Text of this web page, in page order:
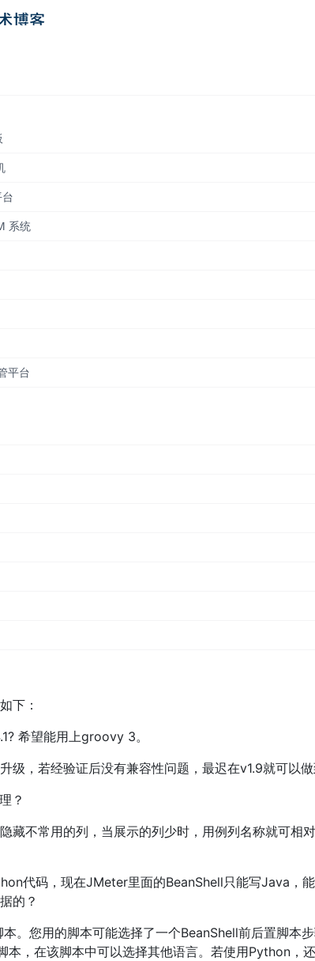
系统
平台
开源持续测试平台v1.8版本发布
续测试平台正式发布v1.8版本。在这一版本中，
式
演示本版本的主要内容，
下：
希望能用上groovy 3。
级，若经验证后没有兼容性问题，最迟在v1.9就可以做
？
藏不常用的列，当展示的列少时，用例列名称就可相
代码，现在JMeter里面的BeanShell只能写Java，
的？
。您用的脚本可能选择了一个BeanShell前后置脚本
本，在该脚本中可以选择其他语言。若使用Python，